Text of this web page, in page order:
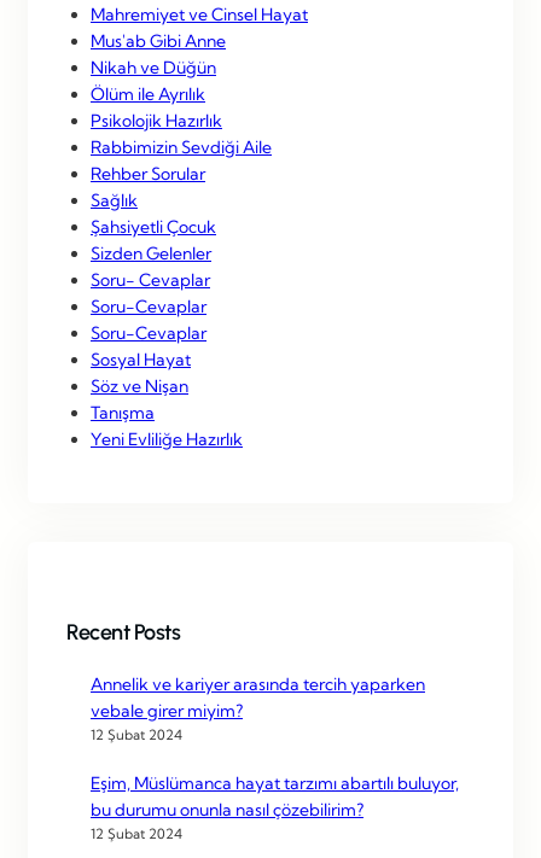
Mahremiyet ve Cinsel Hayat
Mus'ab Gibi Anne
Nikah ve Düğün
Ölüm ile Ayrılık
Psikolojik Hazırlık
Rabbimizin Sevdiği Aile
Rehber Sorular
Sağlık
Şahsiyetli Çocuk
Sizden Gelenler
Soru- Cevaplar
Soru-Cevaplar
Soru-Cevaplar
Sosyal Hayat
Söz ve Nişan
Tanışma
Yeni Evliliğe Hazırlık
Recent Posts
Annelik ve kariyer arasında tercih yaparken
vebale girer miyim?
12 Şubat 2024
Eşim, Müslümanca hayat tarzımı abartılı buluyor,
bu durumu onunla nasıl çözebilirim?
12 Şubat 2024